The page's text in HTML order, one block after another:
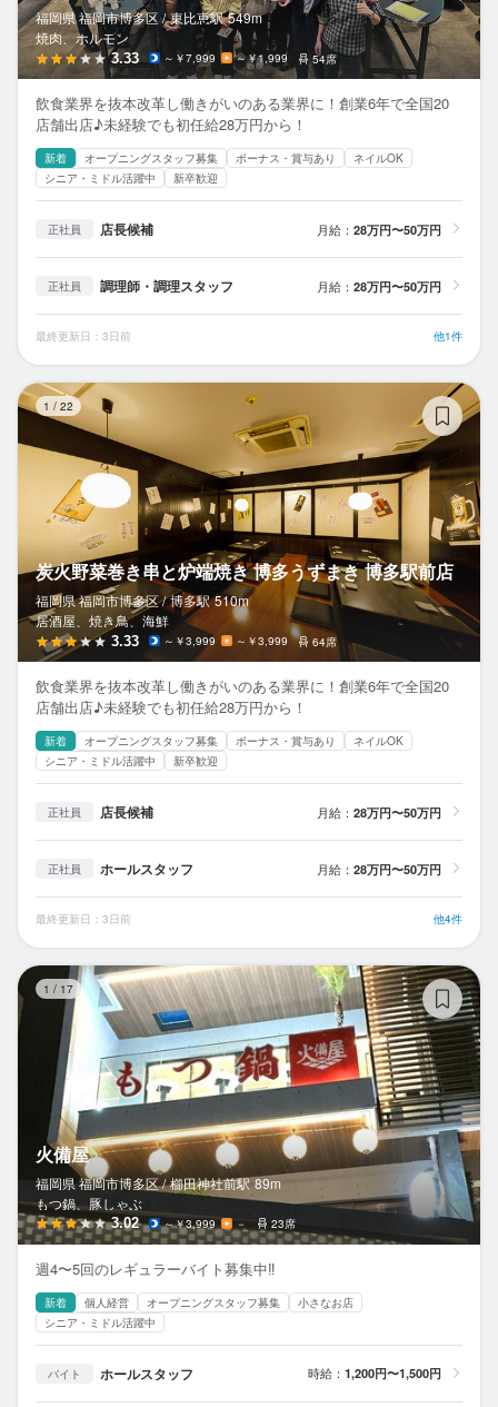
福岡県 福岡市博多区 / 東比恵駅 549m
焼肉、ホルモン
3.33 ～￥7,999 ～￥1,999 54席
飲食業界を抜本改革し働きがいのある業界に！創業6年で全国20
店舗出店♪未経験でも初任給28万円から！
新着 オープニングスタッフ募集 ボーナス・賞与あり
ネイルOK
シニア・ミドル活躍中
新卒歓迎
正社員 店長候補 月給： 28万円〜50万円
正社員 調理師・調理スタッフ 月給： 28万円〜50万円
最終更新日：3日前 他1件
1 / 22
炭火野菜巻き串と炉端焼き 博多うずまき 博多駅前店
福岡県 福岡市博多区 / 博多駅 510m
居酒屋、焼き鳥、海鮮
3.33 ～￥3,999 ～￥3,999 64席
飲食業界を抜本改革し働きがいのある業界に！創業6年で全国20
店舗出店♪未経験でも初任給28万円から！
新着 オープニングスタッフ募集 ボーナス・賞与あり
ネイルOK
シニア・ミドル活躍中
新卒歓迎
正社員 店長候補 月給： 28万円〜50万円
正社員 ホールスタッフ 月給： 28万円〜50万円
最終更新日：3日前 他4件
1 / 17
火備屋
福岡県 福岡市博多区 / 櫛田神社前駅 89m
もつ鍋、豚しゃぶ
3.02 ～￥3,999 － 23席
週4〜5回のレギュラーバイト募集中‼️
新着 個人経営 オープニングスタッフ募集
小さなお店
シニア・ミドル活躍中
バイト ホールスタッフ 時給： 1,200円〜1,500円